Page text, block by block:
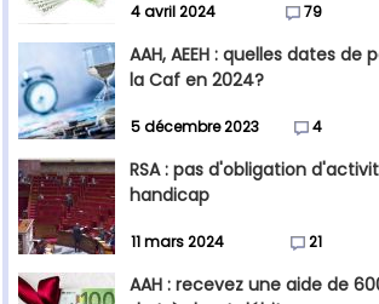
4 avril 2024 79
AAH, AEEH : quelles dates
la Caf en 2024?
5 décembre 2023 4
RSA : pas d'obligation
handicap
11 mars 2024 21
AAH : recevez une aide de